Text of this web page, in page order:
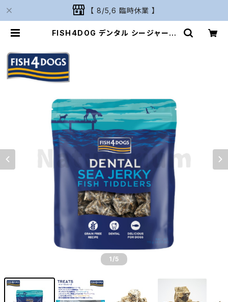
【 8/5,6 臨時休業 】
FISH4DOG デンタル シージャーキ
1 /5